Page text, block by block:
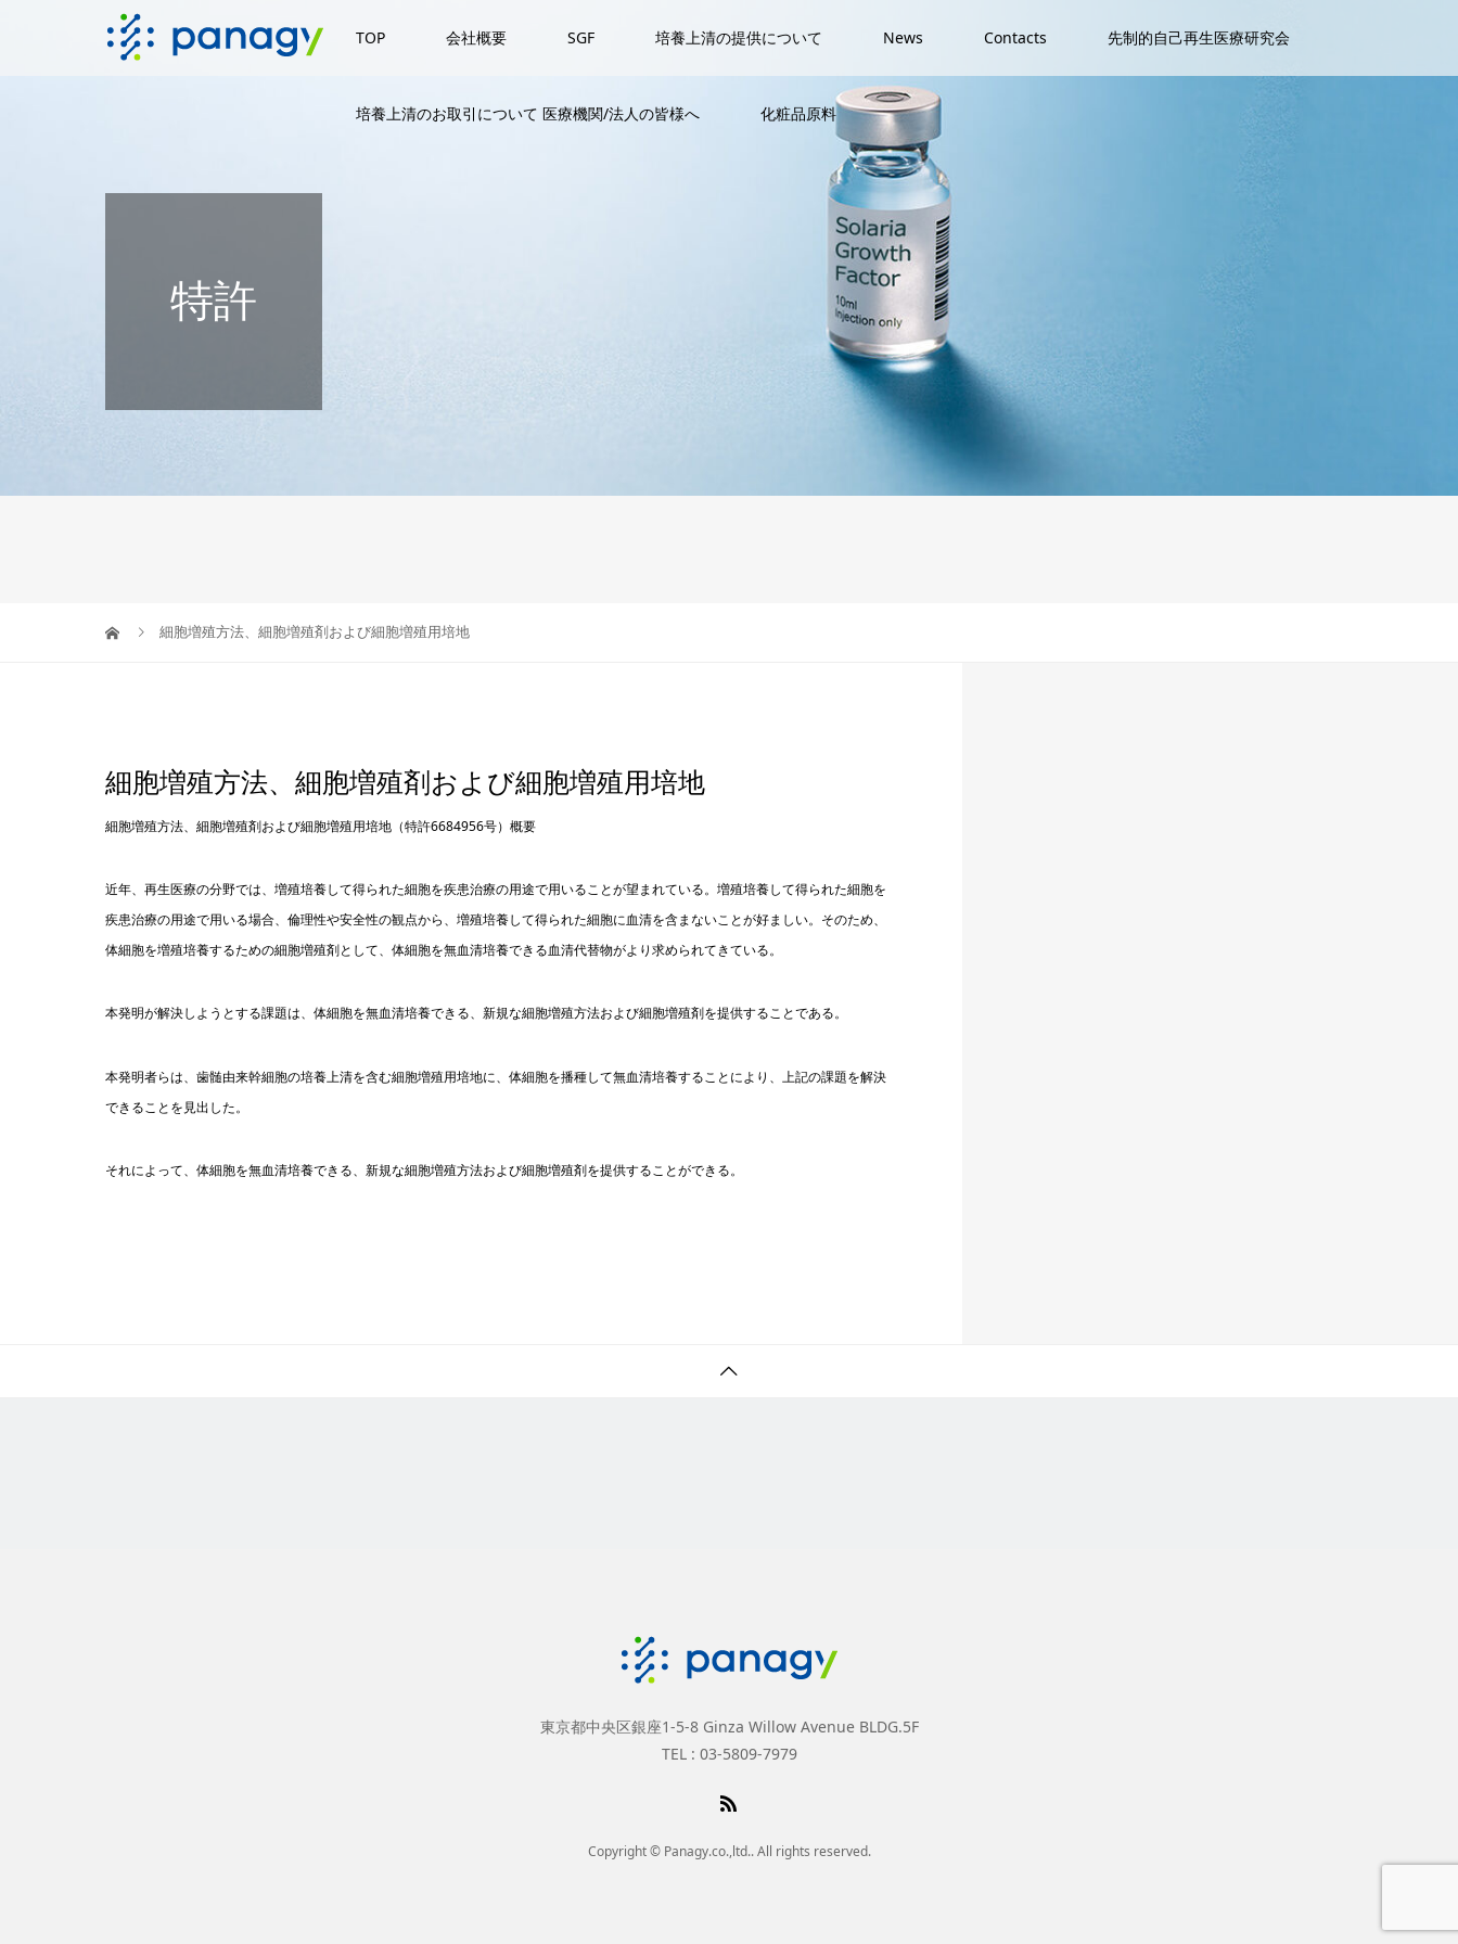
TOP 会社概要 SGF 培養上清の提供について News Contacts 先制的自己再生医療研究会
培養上清のお取引について 医療機関/法人の皆様へ 化粧品原料
特許
細胞増殖方法、細胞増殖剤および細胞増殖用培地
細胞増殖方法、細胞増殖剤および細胞増殖用培地
細胞増殖方法、細胞増殖剤および細胞増殖用培地（特許6684956号）概要
近年、再生医療の分野では、増殖培養して得られた細胞を疾患治療の用途で用いることが望まれている。増殖培養して得られた細胞を
疾患治療の用途で用いる場合、倫理性や安全性の観点から、増殖培養して得られた細胞に血清を含まないことが好ましい。そのため、
体細胞を増殖培養するための細胞増殖剤として、体細胞を無血清培養できる血清代替物がより求められてきている。
本発明が解決しようとする課題は、体細胞を無血清培養できる、新規な細胞増殖方法および細胞増殖剤を提供することである。
本発明者らは、歯髄由来幹細胞の培養上清を含む細胞増殖用培地に、体細胞を播種して無血清培養することにより、上記の課題を解決
できることを見出した。
それによって、体細胞を無血清培養できる、新規な細胞増殖方法および細胞増殖剤を提供することができる。
東京都中央区銀座1-5-8 Ginza Willow Avenue BLDG.5F
TEL : 03-5809-7979
Copyright © Panagy.co.,ltd.. All rights reserved.